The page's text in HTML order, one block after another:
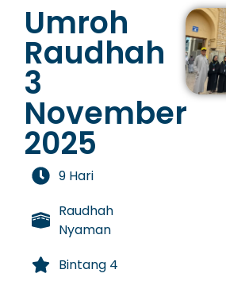
Umroh
Raudhah
3
November
2025
9 Hari
Raudhah
Nyaman
Bintang 4